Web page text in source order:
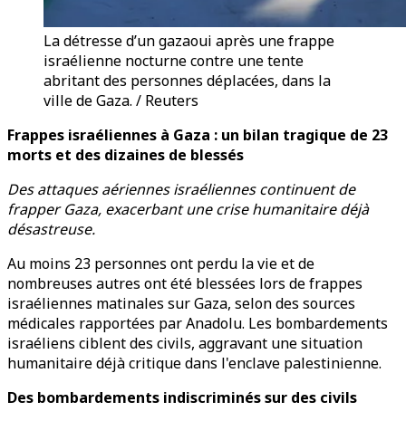
La détresse d’un gazaoui après une frappe
israélienne nocturne contre une tente
abritant des personnes déplacées, dans la
ville de Gaza. / Reuters
Frappes israéliennes à Gaza : un bilan tragique de 23
morts et des dizaines de blessés
Des attaques aériennes israéliennes continuent de
frapper Gaza, exacerbant une crise humanitaire déjà
désastreuse.
Au moins 23 personnes ont perdu la vie et de
nombreuses autres ont été blessées lors de frappes
israéliennes matinales sur Gaza, selon des sources
médicales rapportées par Anadolu. Les bombardements
israéliens ciblent des civils, aggravant une situation
humanitaire déjà critique dans l'enclave palestinienne.
Des bombardements indiscriminés sur des civils